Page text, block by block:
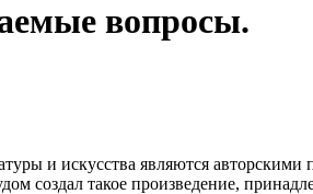
вопросы.
и искусства являются
создал такое произведение,